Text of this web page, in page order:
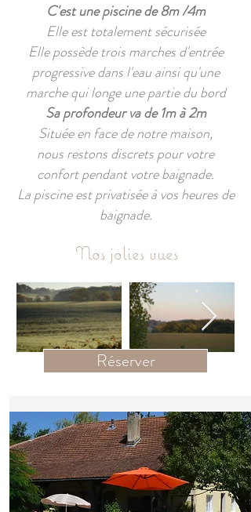
C'est une piscine de 8m /4m
Elle est totalement sécurisée
Elle possède trois marches d'entrée
progressive dans l'eau ainsi qu'une
marche qui longe une partie du bord
Sa profondeur va de 1m à 2m
Située en face de notre maison,
nous restons discrets pour votre
confort pendant votre baignade.
La piscine est privatisée à vos heures de
baignade.
Nos jolies vues
Réserver